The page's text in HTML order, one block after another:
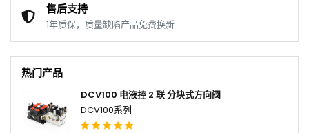
售后支持
1年质保，质量缺陷产品免费换新
热门产品
DCV100 电液控 2 联 分块式方向阀
DCV100系列